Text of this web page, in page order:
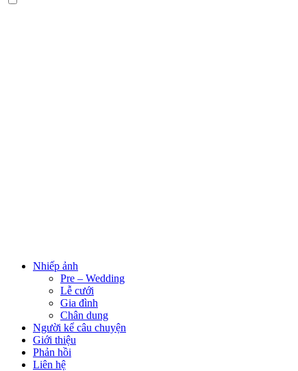
Nhiếp ảnh
Pre – Wedding
Lễ cưới
Gia đình
Chân dung
Người kể câu chuyện
Giới thiệu
Phản hồi
Liên hệ